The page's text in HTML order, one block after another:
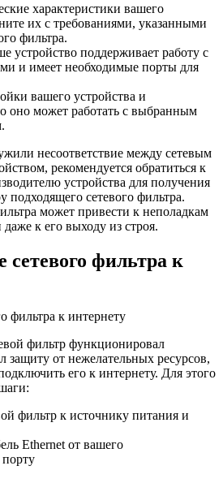
характеристики вашего
их с требованиями, указанными
фильтра.
устройство поддерживает работу с
и имеет необходимые порты для
вашего устройства и
оно может работать с выбранным
несоответствие между сетевым
рекомендуется обратиться к
устройства для получения
подходящего сетевого фильтра.
может привести к неполадкам
даже к его выходу из строя.
фильтра к
фильтра к интернету
фильтр функционировал
защиту от нежелательных ресурсов,
его к интернету. Для этого
фильтр к источнику питания и
Ethernet от вашего